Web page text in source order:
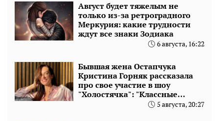
Август будет тяжелым не
только из-за ретроградного
Меркурия: какие трудности
ждут все знаки Зодиака
6 августа, 16:22
Бывшая жена Остапчука
Кристина Горняк рассказала
про свое участие в шоу
"Холостячка": "Классные
ребята на фронте" 5 августа, 20:27